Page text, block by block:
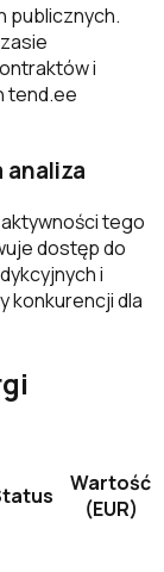
publicznych.
i
tend.ee
analiza
tego
dostęp do
i
konkurencji dla
Wartość
(EUR)